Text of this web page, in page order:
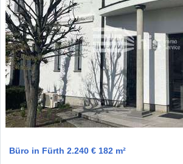
Büro in Fürth 2.240 € 182 m²